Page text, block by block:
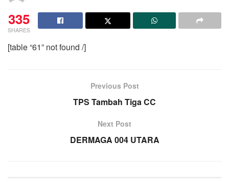
335
SHARES
[table “61” not found /]
Previous Post
TPS Tambah Tiga CC
Next Post
DERMAGA 004 UTARA